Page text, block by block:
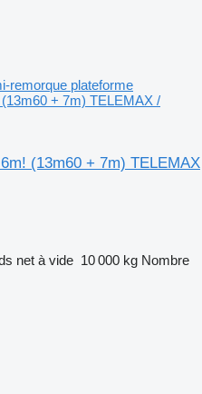
remorque plateforme
+ 7m) TELEMAX /
(13m60 + 7m) TELEMAX
net à vide 10 000 kg Nombre